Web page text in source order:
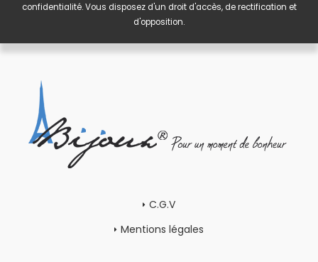
confidentialité. Vous disposez d'un droit d'accès, de rectification et
d'opposition.
C.G.V
Mentions légales